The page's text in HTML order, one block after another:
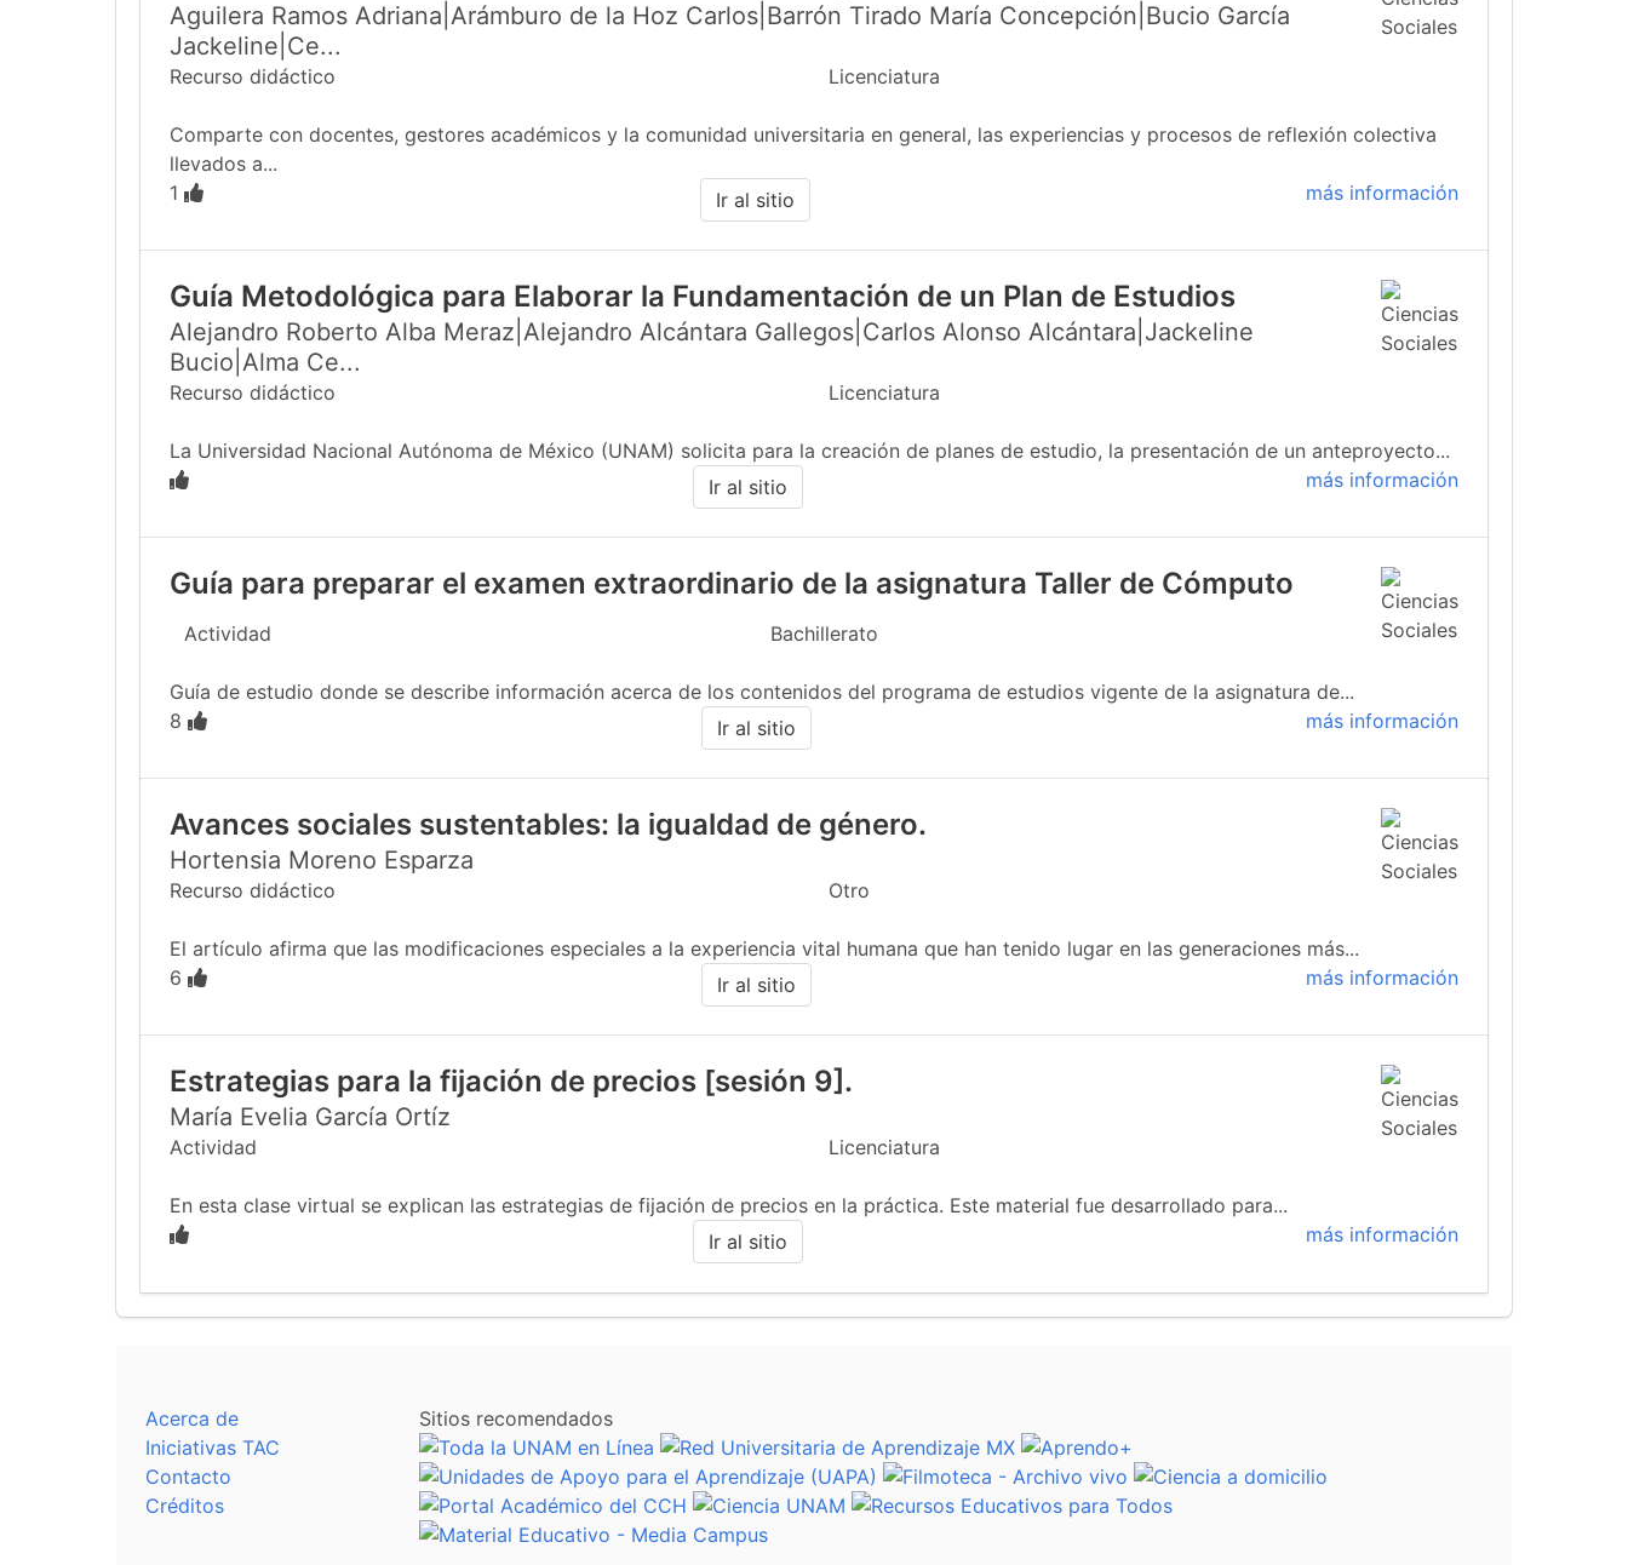
Aguilera Ramos Adriana|Arámburo de la Hoz Carlos|Barrón Tirado María Concepción|Bucio García
Jackeline|Ce...
Recurso didáctico Licenciatura
Comparte con docentes, gestores académicos y la comunidad universitaria en general, las experiencias y procesos de reflexión colectiva
llevados a...
1
más información
Ir al sitio
Guía Metodológica para Elaborar la Fundamentación de un Plan de Estudios
Alejandro Roberto Alba Meraz|Alejandro Alcántara Gallegos|Carlos Alonso Alcántara|Jackeline
Bucio|Alma Ce...
Recurso didáctico Licenciatura
La Universidad Nacional Autónoma de México (UNAM) solicita para la creación de planes de estudio, la presentación de un anteproyecto...
más información
Ir al sitio
Guía para preparar el examen extraordinario de la asignatura Taller de Cómputo
Actividad Bachillerato
Guía de estudio donde se describe información acerca de los contenidos del programa de estudios vigente de la asignatura de...
8
más información
Ir al sitio
Avances sociales sustentables: la igualdad de género.
Hortensia Moreno Esparza
Recurso didáctico Otro
El artículo afirma que las modificaciones especiales a la experiencia vital humana que han tenido lugar en las generaciones más...
6
más información
Ir al sitio
Estrategias para la fijación de precios [sesión 9].
María Evelia García Ortíz
Actividad Licenciatura
En esta clase virtual se explican las estrategias de fijación de precios en la práctica. Este material fue desarrollado para...
más información
Ir al sitio
Acerca de
Iniciativas TAC
Contacto
Créditos
Sitios recomendados